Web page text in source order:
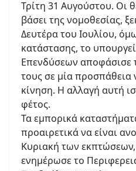
Τρίτη 31 Αυγούστου. Οι
βάσει της νομοθεσίας,
Δευτέρα του Ιουλίου,
κατάστασης, το
Επενδύσεων αποφάσισε
τους σε μία προσπάθεια
κίνηση. Η αλλαγή αυτή
φέτος.
Τα εμπορικά
προαιρετικά να είναι
Κυριακή των
ενημέρωσε το